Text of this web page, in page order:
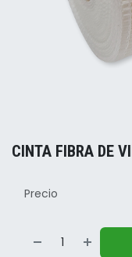
CINTA FIBRA DE
Precio